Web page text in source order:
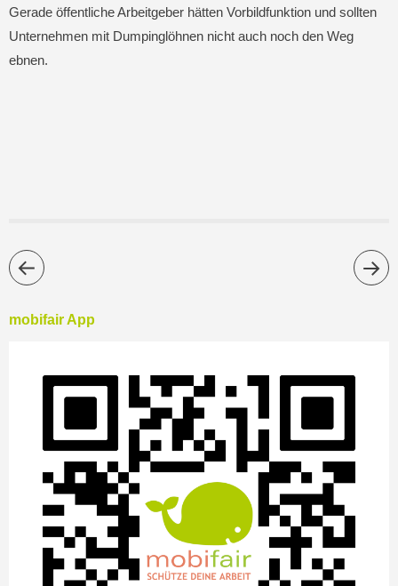
Gerade öffentliche Arbeitgeber hätten Vorbildfunktion und sollten
Unternehmen mit Dumpinglöhnen nicht auch noch den Weg
ebnen.
mobifair App